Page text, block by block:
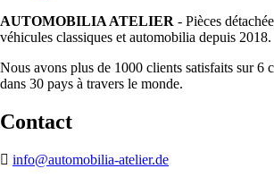
AUTOMOBILIA ATELIER - Pièces
véhicules classiques et automobilia depuis 2018.
Nous avons plus de 1000 clients satisfaits sur 6
dans 30 pays à travers le monde.
Contact
info@automobilia-atelier.de